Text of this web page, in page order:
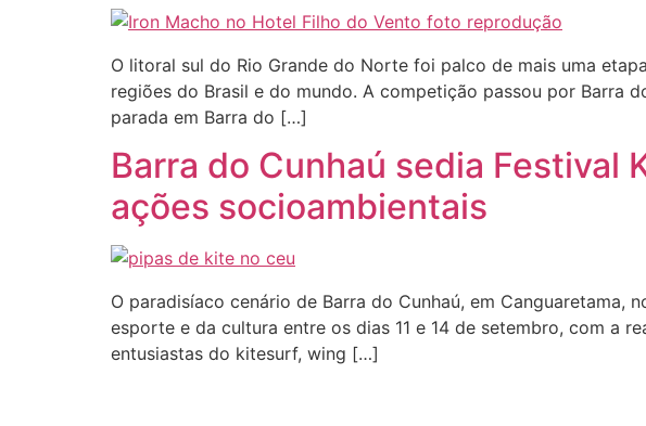
O litoral sul do Rio Grande do Norte foi palco de mais uma
regiões do Brasil e do mundo. A competição passou por Barra
parada em Barra do […]
Barra do Cunhaú sedia
ações socioambientais
O paradisíaco cenário de Barra do Cunhaú, em
esporte e da cultura entre os dias 11 e 14 de setembro, com a
entusiastas do kitesurf, wing […]